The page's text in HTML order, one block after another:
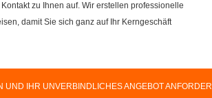
zu Ihnen auf. Wir erstellen professionelle
damit Sie sich ganz auf Ihr Kerngeschäft
UND IHR UNVERBINDLICHES ANGEBOT